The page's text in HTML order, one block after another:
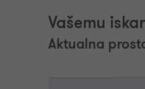
Vašemu
Aktualna